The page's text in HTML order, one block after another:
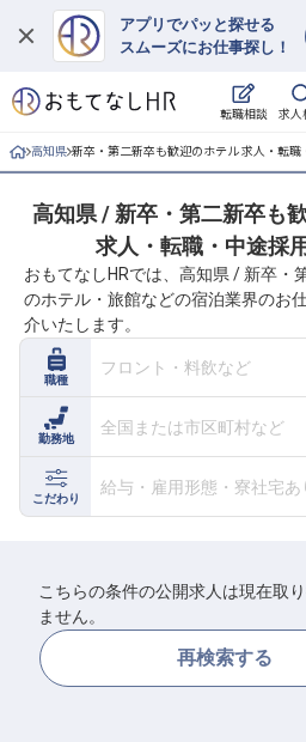
アプリでパッと探せる
スムーズにお仕事探し！
転職相談 求人
ログイン
求人・施設を探す
就職・転職 合同説明会
おもてなしHRについて
ご利用の流れ
よくある質問
ホテル・宿泊業界情報コラム
高知県 新卒・第二新卒も歓迎のホテル 求人・転職
高知県 / 新卒・第二新卒も
求人・転職・中途採
おもてなしHRでは、高知県 / 新卒・
のホテル・旅館などの宿泊業界のお
介いたします。
職種
フロント・料飲など
勤務地
全国または市区町村など
こだわり
給与・雇用形態・寮社宅あ
こちらの条件の公開求人は現在取
ません。
再検索する